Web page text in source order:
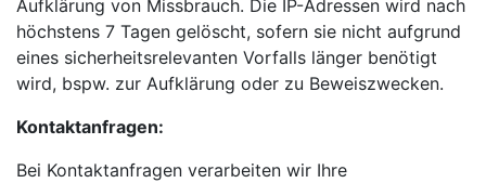
Aufklärung von Missbrauch. Die IP-Adressen wird nach
höchstens 7 Tagen gelöscht, sofern sie nicht aufgrund
eines sicherheitsrelevanten Vorfalls länger benötigt
wird, bspw. zur Aufklärung oder zu Beweiszwecken.
Kontaktanfragen:
Bei Kontaktanfragen verarbeiten wir Ihre